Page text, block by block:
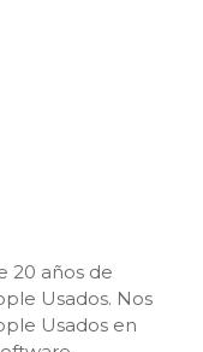
20 años de
Usados. Nos
Usados en